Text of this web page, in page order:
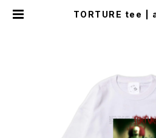
TORTURE tee |